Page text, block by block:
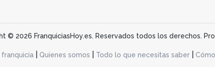
© 2026 FranquiciasHoy.es. Reservados todos los derechos.
| Quienes somos Todo lo que necesitas saber|